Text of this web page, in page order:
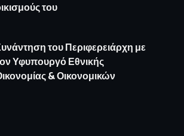
του
του Περιφερειάρχη με
Υφυπουργό Εθνικής
& Οικονομικών